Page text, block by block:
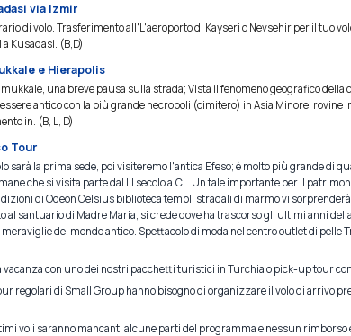
via Izmir
di volo. Trasferimento all'L'aeroporto di Kayseri o Nevsehir per il tuo
Kusadasi. (B,D)
e Hierapolis
una breve pausa sulla strada; Vista il fenomeno geografico della
antico con la più grande necropoli (cimitero) in Asia Minore; rovine
in. (B, L, D)
Tour
sarà la prima sede, poi visiteremo l'antica Efeso; è molto più grande di
che si visita parte dal III secolo a.C... Un tale importante per il
di Odeon Celsius biblioteca templi stradali di marmo vi
al santuario di Madre Maria, si crede dove ha trascorso gli ultimi anni
del mondo antico. Spettacolo di moda nel centro outlet di pelle
vacanza con uno dei nostri pacchetti turistici in Turchia o pick-up tour
regolari di Small Group hanno bisogno di organizzare il volo di arrivo
voli saranno mancanti alcune parti del programma e nessun rimborso